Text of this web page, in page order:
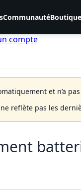
CommunautéBoutique
compte
et n’a
reflète pas les